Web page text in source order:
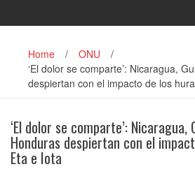
Home / ONU
/
‘El dolor se comparte’: Nicaragua,
despiertan con el impacto de los
‘El dolor se comparte’: Nicaragua,
Honduras despiertan con el
Eta e Iota